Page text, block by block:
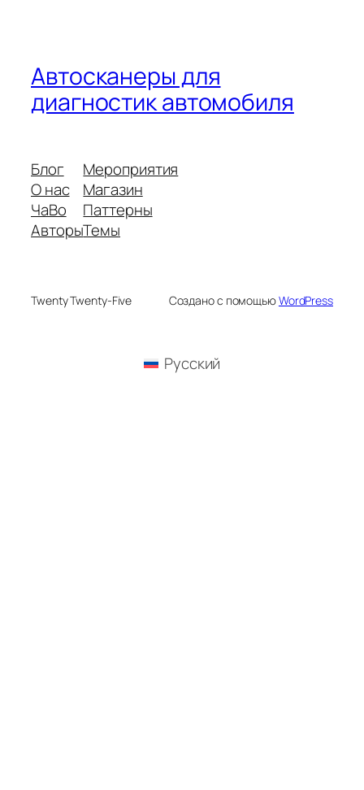
Автосканеры для
диагностик автомобиля
Блог
О нас
ЧаВо
Авторы
Мероприятия
Магазин
Паттерны
Темы
Twenty Twenty-Five Создано с помощьюWordPress
Русский